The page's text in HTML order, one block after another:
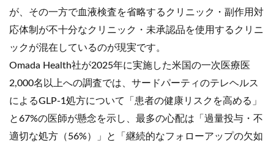
が、その一方で血液検査を省略するクリニック・副作用対
応体制が不十分なクリニック・未承認品を使用するクリニ
ックが混在しているのが現実です。
Omada Health社が2025年に実施した米国の一次医療医
2,000名以上への調査では、サードパーティのテレヘルス
によるGLP-1処方について「患者の健康リスクを高める」
と67%の医師が懸念を示し、最多の心配は「過量投与・不
適切な処方（56%）」と「継続的なフォローアップの欠如